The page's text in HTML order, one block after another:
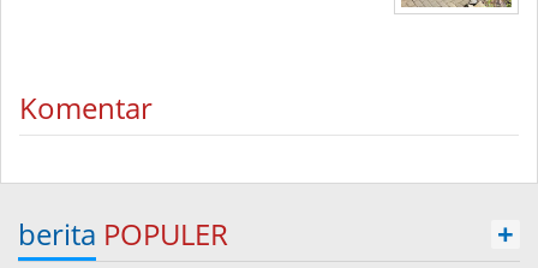
Komentar
berita POPULER +